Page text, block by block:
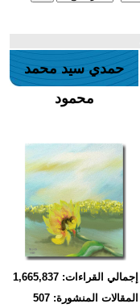
حمدي سيد محمد
محمود
إجمالي القراءات: 1,665,837
المقالات المنشورة: 507